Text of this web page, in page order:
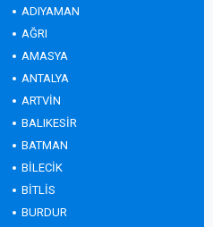
ADIYAMAN
AĞRI
AMASYA
ANTALYA
ARTVİN
BALIKESİR
BATMAN
BİLECİK
BİTLİS
BURDUR